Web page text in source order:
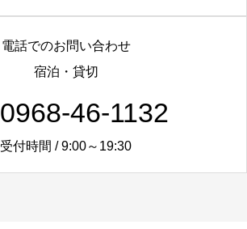
電話でのお問い合わせ
宿泊・貸切
0968-46-1132
受付時間 / 9:00～19:30